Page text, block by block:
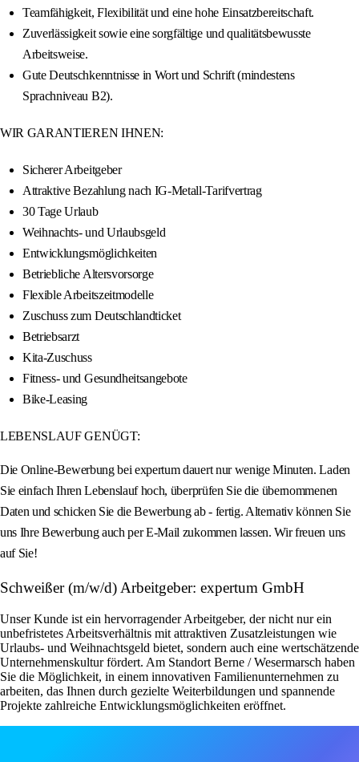
Teamfähigkeit, Flexibilität und eine hohe Einsatzbereitschaft.
Zuverlässigkeit sowie eine sorgfältige und qualitätsbewusste
Arbeitsweise.
Gute Deutschkenntnisse in Wort und Schrift (mindestens
Sprachniveau B2).
WIR GARANTIEREN IHNEN:
Sicherer Arbeitgeber
Attraktive Bezahlung nach IG-Metall-Tarifvertrag
30 Tage Urlaub
Weihnachts- und Urlaubsgeld
Entwicklungsmöglichkeiten
Betriebliche Altersvorsorge
Flexible Arbeitszeitmodelle
Zuschuss zum Deutschlandticket
Betriebsarzt
Kita-Zuschuss
Fitness- und Gesundheitsangebote
Bike-Leasing
LEBENSLAUF GENÜGT:
Die Online-Bewerbung bei expertum dauert nur wenige Minuten. Laden
Sie einfach Ihren Lebenslauf hoch, überprüfen Sie die übernommenen
Daten und schicken Sie die Bewerbung ab - fertig. Alternativ können Sie
uns Ihre Bewerbung auch per E-Mail zukommen lassen. Wir freuen uns
auf Sie!
Schweißer (m/w/d) Arbeitgeber: expertum GmbH
Unser Kunde ist ein hervorragender Arbeitgeber, der nicht nur ein
unbefristetes Arbeitsverhältnis mit attraktiven Zusatzleistungen wie
Urlaubs- und Weihnachtsgeld bietet, sondern auch eine wertschätzende
Unternehmenskultur fördert. Am Standort Berne / Wesermarsch haben
Sie die Möglichkeit, in einem innovativen Familienunternehmen zu
arbeiten, das Ihnen durch gezielte Weiterbildungen und spannende
Projekte zahlreiche Entwicklungsmöglichkeiten eröffnet.